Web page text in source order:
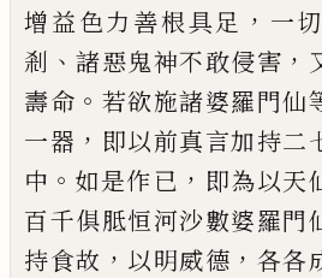
增益色力善根具足 ， 一
剎 、 諸惡鬼神不敢侵害 ，
壽命 。 若欲施諸婆羅門仙
一器 ， 即以前真言加持二
中 。 如是作已 ， 即為以天
百千俱胝恒河沙數婆羅門
持食故 ， 以明威德 ， 各各